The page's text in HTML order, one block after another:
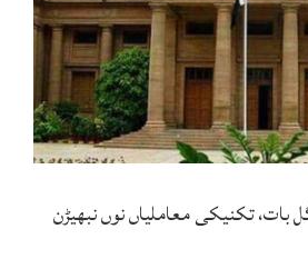
بات، تکنیکی معاملیاں نوں نبھیڑن